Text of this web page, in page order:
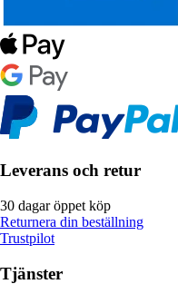
Leverans och retur
30 dagar öppet köp
Returnera din beställning
Trustpilot
Tjänster